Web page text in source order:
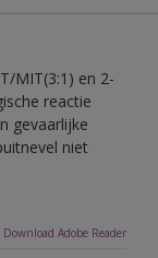
MIT(3:1) en 2-
reactie
gevaarlijke
niet
Download Adobe Reader